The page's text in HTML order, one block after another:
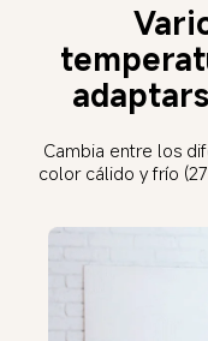
Cambia entre los
color cálido y frío